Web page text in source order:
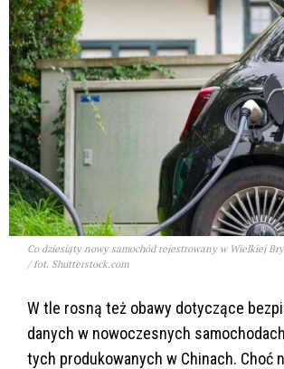
Co dziesiąty nowy samochód rejestrowany w Wielkiej
/ fot. Shutterstock.com
W tle rosną też obawy dotyczące
danych w nowoczesnych
tych produkowanych w Chinach. Choć